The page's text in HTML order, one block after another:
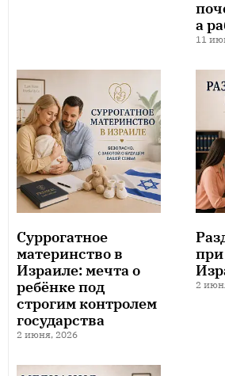
а
11
Суррогатное
материнство в
Израиле: мечта о
ребёнке под
строгим контролем
государства
2 июня, 2026
при
2